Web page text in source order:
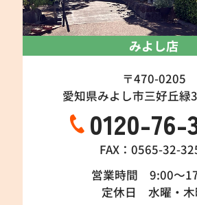
みよし店
〒470-0205
愛知県みよし市三好丘緑
0120-76-
FAX：0565-32-
営業時間 9:00～
定休日 水曜・木